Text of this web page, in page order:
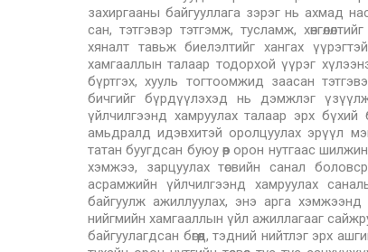
захиргааны байгууллага зэрэг нь ахмад
сан, тэтгэвэр тэтгэмж, тусламж,
хяналт тавьж биелэлтийг хангах
хамгааллын талаар тодорхой үүрэг
бүртгэх, хууль тогтоомжид заасан
бичгийг бүрдүүлэхэд нь дэмжлэг
үйлчилгээнд хамруулах талаар эрх
амьдралд идэвхитэй оролцуулах эрүүл
татан буугдсан буюу өөр орон нутгаас
хэмжээ, зарцуулах төсвийн санал
асрамжийн үйлчилгээнд хамруулах
байгуулж ажиллуулах, энэ арга хэмжээнд
нийгмийн хамгааллын үйл ажиллагааг
байгуулагдсан бөгөөд, тэдний нийтлэг эрх